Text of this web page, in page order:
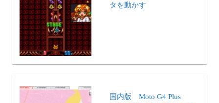
タを動かす
国内版 Moto G4 Plus